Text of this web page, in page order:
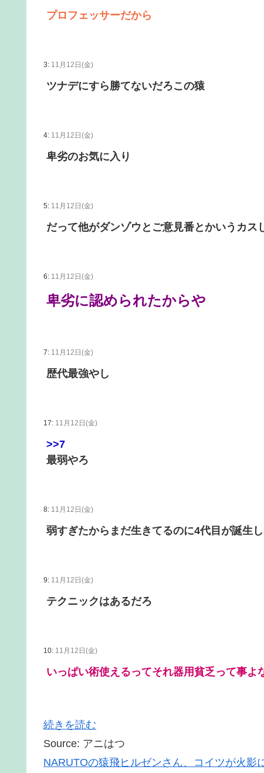
プロフェッサーだから
3: 11月12日(金)
ツナデにすら勝てないだろこの猿
4: 11月12日(金)
卑劣のお気に入り
5: 11月12日(金)
だって他がダンゾウとご意見番とかいうカス
6: 11月12日(金)
卑劣に認められたからや
7: 11月12日(金)
歴代最強やし
17: 11月12日(金)
>>7
最弱やろ
8: 11月12日(金)
弱すぎたからまだ生きてるのに4代目が誕生し
9: 11月12日(金)
テクニックはあるだろ
10: 11月12日(金)
いっぱい術使えるってそれ器用貧乏って事よ
続きを読む
Source: アニはつ
NARUTOの猿飛ヒルゼンさん、コイツが火影